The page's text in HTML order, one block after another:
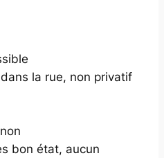
la rue, non privatif
bon état, aucun